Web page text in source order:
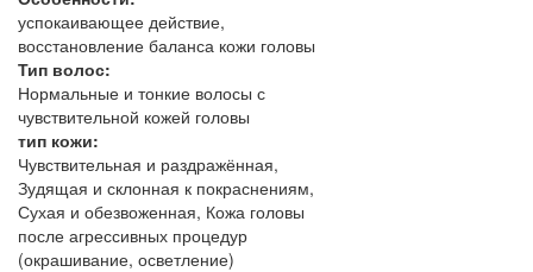
успокаивающее действие,
восстановление баланса кожи головы
Тип волос:
Нормальные и тонкие волосы с
чувствительной кожей головы
тип кожи:
Чувствительная и раздражённая,
Зудящая и склонная к покраснениям,
Сухая и обезвоженная, Кожа головы
после агрессивных процедур
(окрашивание, осветление)